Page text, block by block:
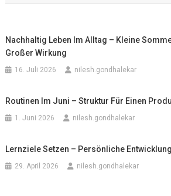
Nachhaltig Leben Im Alltag – Kleine
Großer Wirkung
16. Juli 2026 nilesh.gondhalekar
Routinen Im Juni – Struktur Für Einen
1. Juni 2026 nilesh.gondhalekar
Lernziele Setzen – Persönliche
29. April 2026 nilesh.gondhalekar